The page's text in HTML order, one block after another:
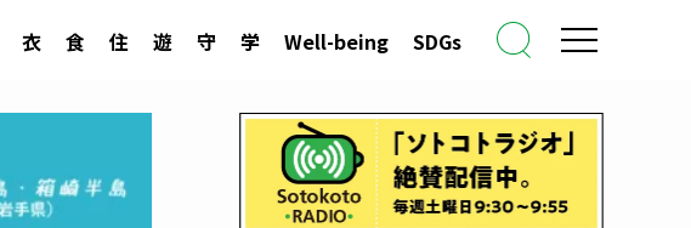
衣 食 住 遊 守 学 Well-being SDGs